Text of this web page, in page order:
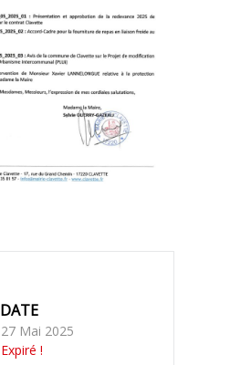
DATE
27 Mai 2025
Expiré !